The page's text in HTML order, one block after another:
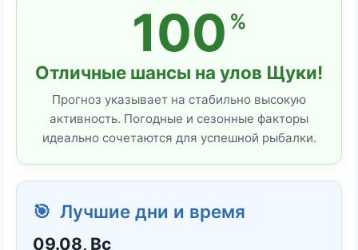
100 %
Отличные шансы на улов Щуки!
Прогноз указывает на стабильно высокую
активность. Погодные и сезонные факторы
идеально сочетаются для успешной рыбалки.
🎯 Лучшие дни и время
09.08, Вс